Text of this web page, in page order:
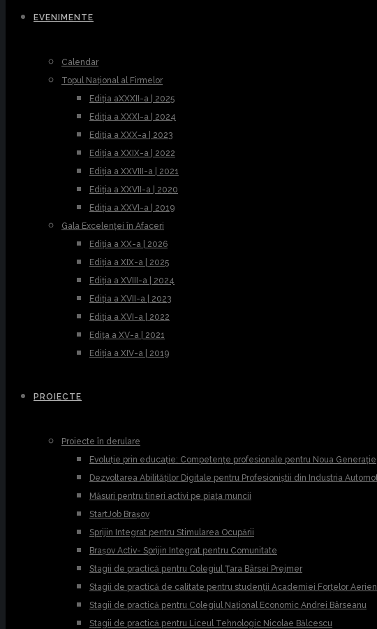
EVENIMENTE
Calendar
Topul Național al Firmelor
Ediția aXXXII-a | 2025
Ediția a XXXI-a | 2024
Ediția a XXX-a | 2023
Ediția a XXIX-a | 2022
Ediția a XXVIII-a | 2021
Ediția a XXVII-a | 2020
Ediția a XXVI-a | 2019
Gala Excelenței în Afaceri
Ediția a XX-a | 2026
Ediția a XIX-a | 2025
Ediția a XVIII-a | 2024
Ediția a XVII-a | 2023
Ediția a XVI-a | 2022
Edița a XV-a | 2021
Ediția a XIV-a | 2019
PROIECTE
Proiecte în derulare
Evoluție prin educație: Competențe profesionale pentru Noua Generație
Dezvoltarea Abilităților Digitale pentru Profesioniștii din Industria
Măsuri pentru tineri activi pe piața muncii
StartJob Brașov
Sprijin Integrat pentru Stimularea Ocupării
Brașov Activ- Sprijin Integrat pentru Comunitate
Stagii de practică pentru Colegiul Țara Bârsei Prejmer
Stagii de practică de calitate pentru studenții Academiei Forțelor
Stagii de practică pentru Colegiul Național Economic Andrei Bârseanu
Stagii de practică pentru Liceul Tehnologic Nicolae Bălcescu